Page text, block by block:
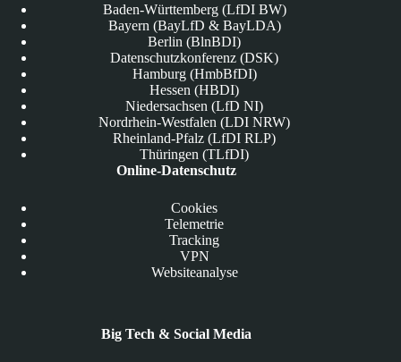
Baden-Württemberg (LfDI BW)
Bayern (BayLfD & BayLDA)
Berlin (BlnBDI)
Datenschutzkonferenz (DSK)
Hamburg (HmbBfDI)
Hessen (HBDI)
Niedersachsen (LfD NI)
Nordrhein-Westfalen (LDI NRW)
Rheinland-Pfalz (LfDI RLP)
Thüringen (TLfDI)
Online-Datenschutz
Cookies
Telemetrie
Tracking
VPN
Websiteanalyse
Big Tech & Social Media